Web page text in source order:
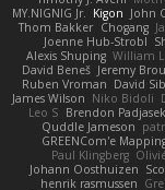
MY.NIGNIG Jr. Kigon John
Thom Bakker Chogang
Joenne Hub-Strobl
Alexis Shuping William
David Beneš Jeremy
Ruben Vroman David
James Wilson Niko Bidoli
Leo S Brendon Padjasek
Quddle Jameson
GREENCom'e
Paul Klingberg
Johann Oosthuizen
henrik rasmussen